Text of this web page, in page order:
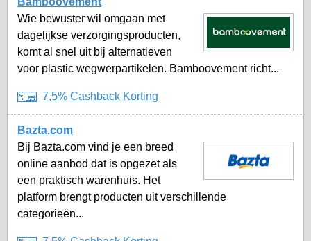
Wie bewuster wil omgaan met
dagelijkse verzorgingsproducten,
komt al snel uit bij alternatieven
voor plastic wegwerpartikelen. Bamboovement richt...
7,5% Cashback Korting
Bazta.com
Bij Bazta.com vind je een breed
online aanbod dat is opgezet als
een praktisch warenhuis. Het
platform brengt producten uit verschillende
categorieën...